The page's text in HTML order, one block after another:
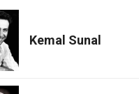
Kemal Sunal